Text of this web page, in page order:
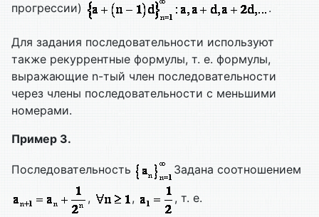
прогрессии)
.
Для задания последовательности используют
также рекуррентные формулы, т. е. формулы,
выражающие n-тый член последовательности
через члены последовательности с меньшими
номерами.
Пример 3.
Последовательность
Задана соотношением
,
, , т. е.